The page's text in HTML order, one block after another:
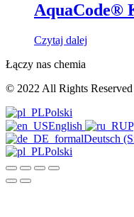
AquaCode®
Czytaj dalej
Łączy nas chemia
© 2022 All Rights Reserved
Polski
English
Deutsch
Polski